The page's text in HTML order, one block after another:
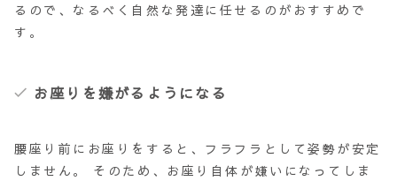
るので、なるべく自然な発達に任せるのがおすすめで
す。
お座りを嫌がるようになる
腰座り前にお座りをすると、フラフラとして姿勢が安定
しません 。 そのため、お座り自体が嫌いになってしま